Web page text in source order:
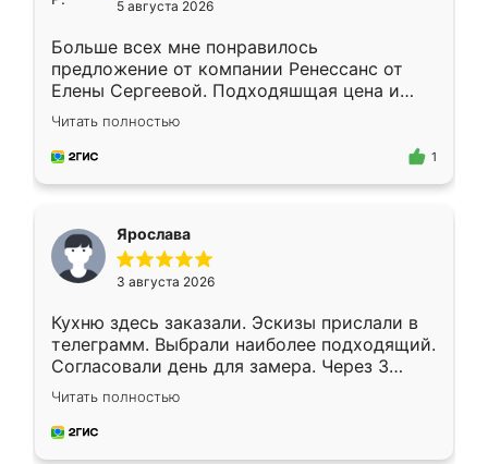
5 августа 2026
Больше всех мне понравилось
предложение от компании Ренессанс от
Елены Сергеевой. Подходяшщая цена и
короткие сроки изготовления. Приехавший
для замера сотрудник Владислав
предложил по моему эскизу самый
Читать полностью
1
Ярослава
3 августа 2026
Кухню здесь заказали. Эскизы прислали в
телеграмм. Выбрали наиболее подходящий.
Согласовали день для замера. Через 3
недели кухня была уже готова. Остались
довольны работой. Спасибо Ренессанс
мебель за качественную работу!
Читать полностью